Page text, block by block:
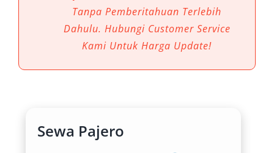
yang bertenaga, Pajero tidak hanya
mendukung gaya hidup modern tetapi juga
memberikan solusi praktis bagi siapa pun yang
aman dan nyaman.
Melalui rental mobil Pajero, penumpang bisa
Tanpa Pemberitahuan Terlebih
Dahulu. Hubungi Customer Service
Kami Untuk Harga Update!
Sewa Pajero